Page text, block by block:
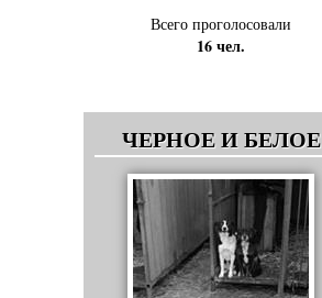
Всего проголосовали
16 чел.
ЧЕРНОЕ И БЕЛОЕ